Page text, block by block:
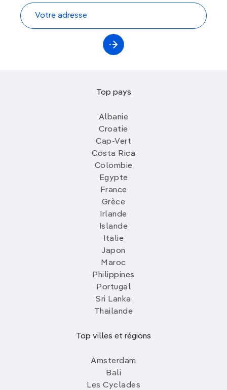
Top pays
Albanie
Croatie
Cap-Vert
Costa Rica
Colombie
Egypte
France
Grèce
Irlande
Islande
Italie
Japon
Maroc
Philippines
Portugal
Sri Lanka
Thailande
Top villes et régions
Amsterdam
Bali
Les Cyclades